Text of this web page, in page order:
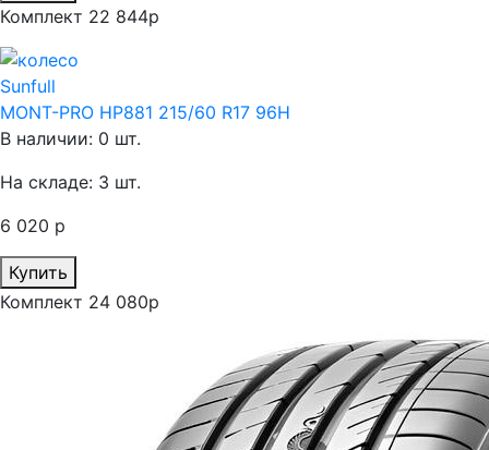
Комплект 22 844р
Sunfull
MONT-PRO HP881 215/60 R17 96H
В наличии: 0 шт.
На складе: 3 шт.
6 020 р
Купить
Комплект 24 080р